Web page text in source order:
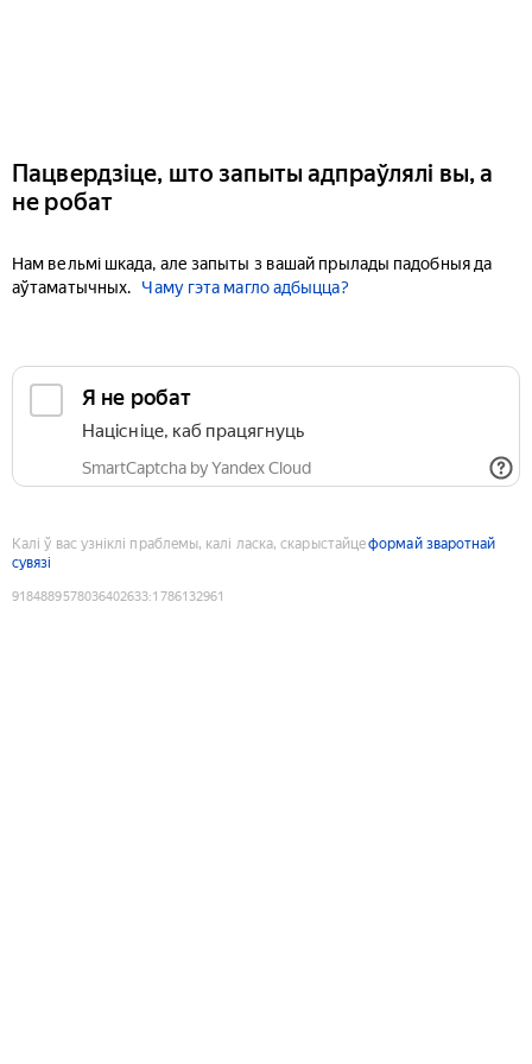
Пацвердзіце, што запыты адпраўлялі вы, а
не робат
Нам вельмі шкада, але запыты з вашай прылады падобныя да
аўтаматычных.
Чаму гэта магло адбыцца?
Я не робат
Націсніце, каб працягнуць
SmartCaptcha by Yandex Cloud
Калі ў вас узніклі праблемы, калі ласка, скарыстайцеформай зваротнай
сувязі
9184889578036402633:1786132961